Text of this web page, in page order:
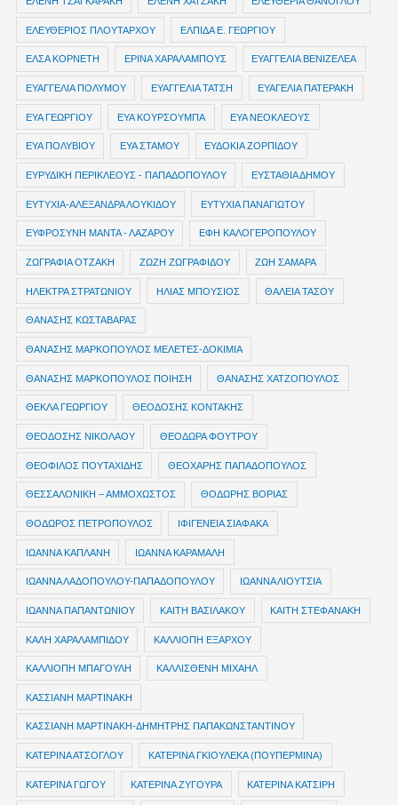
ΕΛΕΥΘΕΡΙΟΣ ΠΛΟΥΤΑΡΧΟΥ ΕΛΠΙΔΑ Ε. ΓΕΩΡΓΙΟΥ
ΕΛΣΑ ΚΟΡΝΕΤΗ ΕΡΙΝΑ ΧΑΡΑΛΑΜΠΟΥΣ ΕΥΑΓΓΕΛΙΑ ΒΕΝΙΖΕΛΕΑ
ΕΥΑΓΓΕΛΙΑ ΠΟΛΥΜΟΥ ΕΥΑΓΓΕΛΙΑ ΤΑΤΣΗ ΕΥΑΓΕΛΙΑ ΠΑΤΕΡΑΚΗ
ΕΥΑ ΓΕΩΡΓΙΟΥ ΕΥΑ ΚΟΥΡΣΟΥΜΠΑ ΕΥΑ ΝΕΟΚΛΕΟΥΣ
ΕΥΑ ΠΟΛΥΒΙΟΥ ΕΥΑ ΣΤΑΜΟΥ ΕΥΔΟΚΙΑ ΖΟΡΠΙΔΟΥ
ΕΥΡΥΔΙΚΗ ΠΕΡΙΚΛΕΟΥΣ - ΠΑΠΑΔΟΠΟΥΛΟΥ ΕΥΣΤΑΘΙΑ ΔΗΜΟΥ
ΕΥΤΥΧΙΑ-ΑΛΕΞΑΝΔΡΑ ΛΟΥΚΙΔΟΥ ΕΥΤΥΧΙΑ ΠΑΝΑΓΙΩΤΟΥ
ΕΥΦΡΟΣΥΝΗ ΜΑΝΤΑ - ΛΑΖΑΡΟΥ ΕΦΗ ΚΑΛΟΓΕΡΟΠΟΥΛΟΥ
ΖΩΓΡΑΦΙΑ ΟΤΖΑΚΗ ΖΩΖΗ ΖΩΓΡΑΦΙΔΟΥ ΖΩΗ ΣΑΜΑΡΑ
ΗΛΕΚΤΡΑ ΣΤΡΑΤΩΝΙΟΥ ΗΛΙΑΣ ΜΠΟΥΣΙΟΣ ΘΑΛΕΙΑ ΤΑΣΟΥ
ΘΑΝΑΣΗΣ ΚΩΣΤΑΒΑΡΑΣ
ΘΑΝΑΣΗΣ ΜΑΡΚΟΠΟΥΛΟΣ ΜΕΛΕΤΕΣ-ΔΟΚΙΜΙΑ
ΘΑΝΑΣΗΣ ΜΑΡΚΟΠΟΥΛΟΣ ΠΟΙΗΣΗ ΘΑΝΑΣΗΣ ΧΑΤΖΟΠΟΥΛΟΣ
ΘΕΚΛΑ ΓΕΩΡΓΙΟΥ ΘΕΟΔΟΣΗΣ ΚΟΝΤΑΚΗΣ
ΘΕΟΔΟΣΗΣ ΝΙΚΟΛΑΟΥ ΘΕΟΔΩΡΑ ΦΟΥΤΡΟΥ
ΘΕΟΦΙΛΟΣ ΠΟΥΤΑΧΙΔΗΣ ΘΕΟΧΑΡΗΣ ΠΑΠΑΔΟΠΟΥΛΟΣ
ΘΕΣΣΑΛΟΝΙΚΗ – ΑΜΜΟΧΩΣΤΟΣ ΘΟΔΩΡΗΣ ΒΟΡΙΑΣ
ΘΟΔΩΡΟΣ ΠΕΤΡΟΠΟΥΛΟΣ ΙΦΙΓΕΝΕΙΑ ΣΙΑΦΑΚΑ
ΙΩΑΝΝΑ ΚΑΠΛΑΝΗ ΙΩΑΝΝΑ ΚΑΡΑΜΑΛΗ
ΙΩΑΝΝΑ ΛΑΔΟΠΟΥΛΟΥ-ΠΑΠΑΔΟΠΟΥΛΟΥ ΙΩΑΝΝΑ ΛΙΟΥΤΣΙΑ
ΙΩΑΝΝΑ ΠΑΠΑΝΤΩΝΙΟΥ ΚΑΙΤΗ ΒΑΣΙΛΑΚΟΥ ΚΑΙΤΗ ΣΤΕΦΑΝΑΚΗ
ΚΑΛΗ ΧΑΡΑΛΑΜΠΙΔΟΥ ΚΑΛΛΙΟΠΗ ΕΞΑΡΧΟΥ
ΚΑΛΛΙΟΠΗ ΜΠΑΓΟΥΛΗ ΚΑΛΛΙΣΘΕΝΗ ΜΙΧΑΗΛ
ΚΑΣΣΙΑΝΗ ΜΑΡΤΙΝΑΚΗ
ΚΑΣΣΙΑΝΗ ΜΑΡΤΙΝΑΚΗ-ΔΗΜΗΤΡΗΣ ΠΑΠΑΚΩΝΣΤΑΝΤΙΝΟΥ
ΚΑΤΕΡΙΝΑ ΑΤΣΟΓΛΟΥ ΚΑΤΕΡΙΝΑ ΓΚΙΟΥΛΕΚΑ (ΠΟΥΠΕΡΜΙΝΑ)
ΚΑΤΕΡΙΝΑ ΓΩΓΟΥ ΚΑΤΕΡΙΝΑ ΖΥΓΟΥΡΑ ΚΑΤΕΡΙΝΑ ΚΑΤΣΙΡΗ